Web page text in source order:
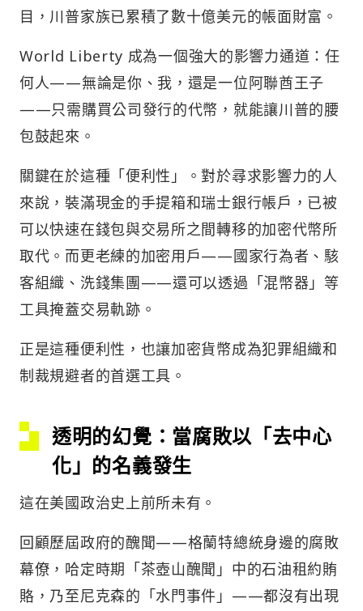
目，川普家族已累積了數十億美元的帳面財富。
World Liberty 成為一個強大的影響力通道：任
何人——無論是你、我，還是一位阿聯酋王子
——只需購買公司發行的代幣，就能讓川普的腰
包鼓起來。
關鍵在於這種「便利性」。對於尋求影響力的人
來說，裝滿現金的手提箱和瑞士銀行帳戶，已被
可以快速在錢包與交易所之間轉移的加密代幣所
取代。而更老練的加密用戶——國家行為者、駭
客組織、洗錢集團——還可以透過「混幣器」等
工具掩蓋交易軌跡。
正是這種便利性，也讓加密貨幣成為犯罪組織和
制裁規避者的首選工具。
透明的幻覺：當腐敗以「去中心
化」的名義發生
這在美國政治史上前所未有。
回顧歷屆政府的醜聞——格蘭特總統身邊的腐敗
幕僚，哈定時期「茶壺山醜聞」中的石油租約賄
賂，乃至尼克森的「水門事件」——都沒有出現